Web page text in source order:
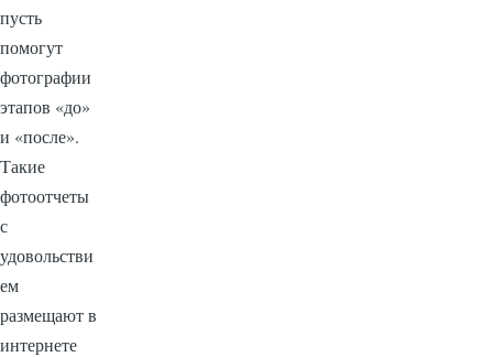
пусть
помогут
фотографии
этапов «до»
и «после».
Такие
фотоотчеты
с
удовольстви
ем
размещают в
интернете